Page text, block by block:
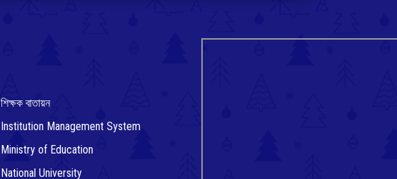
শিক্ষক বাতায়ন
Institution Management System
Ministry of Education
National University